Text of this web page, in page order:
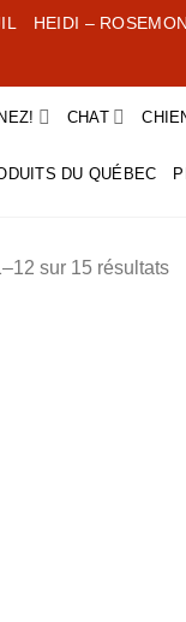
HEIDI –
CHAT
DU QUÉBEC
sur 15 résultats